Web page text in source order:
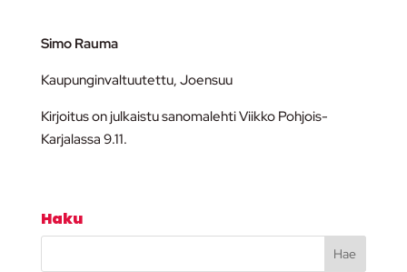
Simo Rauma
Kaupunginvaltuutettu, Joensuu
Kirjoitus on julkaistu sanomalehti Viikko Pohjois-
Karjalassa 9.11.
Haku